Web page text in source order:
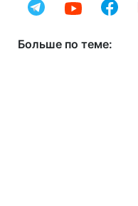
Больше по теме: